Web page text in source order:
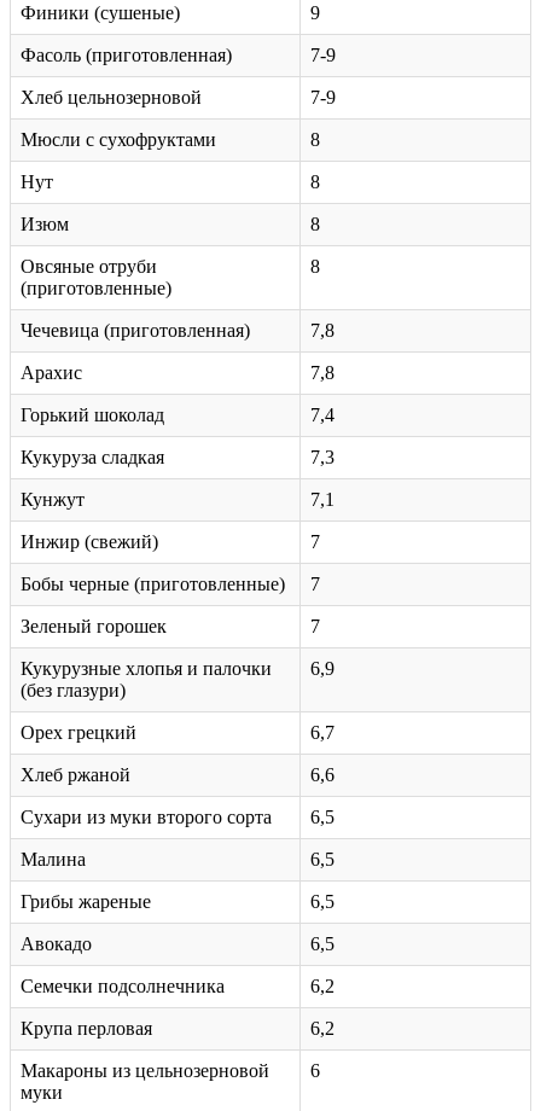
Финики (сушеные) 9
Фасоль (приготовленная) 7-9
Хлеб цельнозерновой 7-9
Мюсли с сухофруктами 8
Нут 8
Изюм 8
Овсяные отруби
(приготовленные)
8
Чечевица (приготовленная) 7,8
Арахис 7,8
Горький шоколад 7,4
Кукуруза сладкая 7,3
Кунжут 7,1
Инжир (свежий) 7
Бобы черные (приготовленные) 7
Зеленый горошек 7
Кукурузные хлопья и палочки
(без глазури)
6,9
Орех грецкий 6,7
Хлеб ржаной 6,6
Сухари из муки второго сорта 6,5
Малина 6,5
Грибы жареные 6,5
Авокадо 6,5
Семечки подсолнечника 6,2
Крупа перловая 6,2
Макароны из цельнозерновой
муки
6